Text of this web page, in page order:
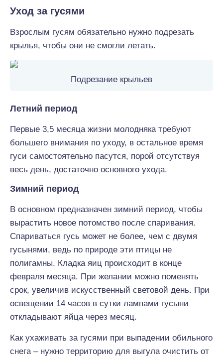
Уход за гусями
Взрослым гусям обязательно нужно подрезать
крылья, чтобы они не смогли летать.
Подрезание крыльев
Летний период
Первые 3,5 месяца жизни молодняка требуют
большего внимания по уходу, в остальное время
гуси самостоятельно пасутся, порой отсутствуя
весь день, достаточно основного ухода.
Зимний период
В основном предназначен зимний период, чтобы
вырастить новое потомство после спаривания.
Спариваться гусь может не более, чем с двумя
гусынями, ведь по природе эти птицы не
полигамны. Кладка яиц происходит в конце
февраля месяца. При желании можно поменять
срок, увеличив искусственный световой день. При
освещении 14 часов в сутки лампами гусыни
откладывают яйца через месяц.
Как ухаживать за гусями при выпадении обильного
снега – нужно территорию для выгула очистить от